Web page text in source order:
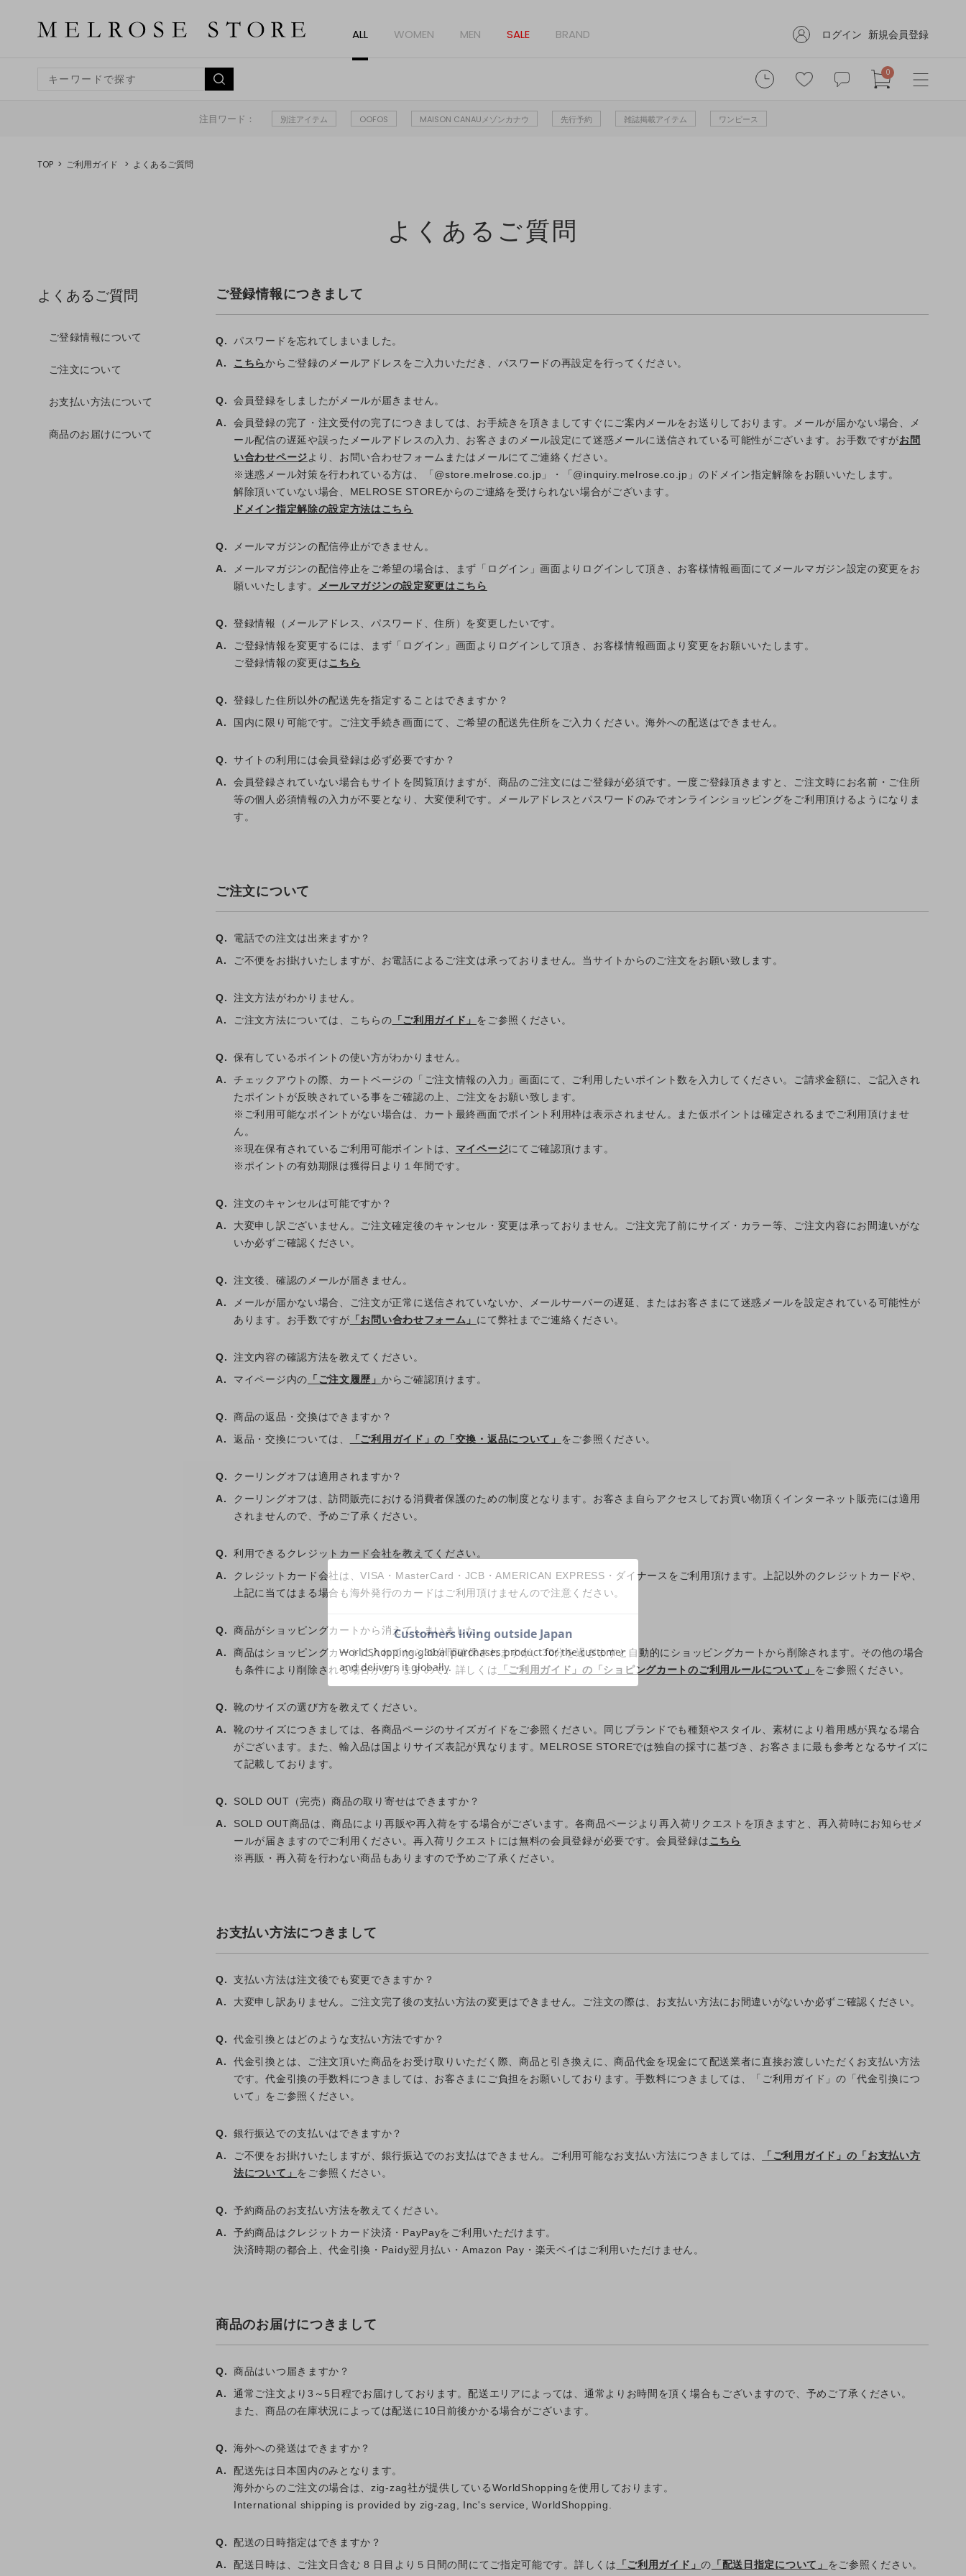
ALL WOMEN MEN SALE BRAND ログイン 新規会員登録
0
注目ワード： 別注アイテム OOFOS MAISON CANAUメゾンカナウ 先行予約 雑誌掲載アイテム ワンピース
TOP ご利用ガイド よくあるご質問
よくあるご質問
よくあるご質問
ご登録情報について
ご注文について
お支払い方法について
商品のお届けについて
ご登録情報につきまして
Q.
パスワードを忘れてしまいました。
A.
こちらからご登録のメールアドレスをご入力いただき、パスワードの再設定を行ってください。
Q.
会員登録をしましたがメールが届きません。
A.
会員登録の完了・注文受付の完了につきましては、お手続きを頂きましてすぐにご案内メールをお送りしております。メールが届かない場合、メ
ール配信の遅延や誤ったメールアドレスの入力、お客さまのメール設定にて迷惑メールに送信されている可能性がございます。お手数ですがお問
い合わせページより、お問い合わせフォームまたはメールにてご連絡ください。
※迷惑メール対策を行われている方は、「@store.melrose.co.jp」・「@inquiry.melrose.co.jp」のドメイン指定解除をお願いいたします。
解除頂いていない場合、MELROSE STOREからのご連絡を受けられない場合がございます。
ドメイン指定解除の設定方法はこちら
Q.
メールマガジンの配信停止ができません。
A.
メールマガジンの配信停止をご希望の場合は、まず「ログイン」画面よりログインして頂き、お客様情報画面にてメールマガジン設定の変更をお
願いいたします。
メールマガジンの設定変更はこちら
Q.
登録情報（メールアドレス、パスワード、住所）を変更したいです。
A.
ご登録情報を変更するには、まず「ログイン」画面よりログインして頂き、お客様情報画面より変更をお願いいたします。
ご登録情報の変更はこちら
Q.
登録した住所以外の配送先を指定することはできますか？
A.
国内に限り可能です。ご注文手続き画面にて、ご希望の配送先住所をご入力ください。海外への配送はできません。
Q.
サイトの利用には会員登録は必ず必要ですか？
A.
会員登録されていない場合もサイトを閲覧頂けますが、商品のご注文にはご登録が必須です。一度ご登録頂きますと、ご注文時にお名前・ご住所
等の個人必須情報の入力が不要となり、大変便利です。メールアドレスとパスワードのみでオンラインショッピングをご利用頂けるようになりま
す。
ご注文について
Q.
電話での注文は出来ますか？
A.
ご不便をお掛けいたしますが、お電話によるご注文は承っておりません。当サイトからのご注文をお願い致します。
Q.
注文方法がわかりません。
A.
ご注文方法については、こちらの 「ご利用ガイド」 をご参照ください。
Q.
保有しているポイントの使い方がわかりません。
A.
チェックアウトの際、カートページの「ご注文情報の入力」画面にて、ご利用したいポイント数を入力してください。ご請求金額に、ご記入され
たポイントが反映されている事をご確認の上、ご注文をお願い致します。
※ご利用可能なポイントがない場合は、カート最終画面でポイント利用枠は表示されません。また仮ポイントは確定されるまでご利用頂けませ
ん。
※現在保有されているご利用可能ポイントは、 マイページにてご確認頂けます。
※ポイントの有効期限は獲得日より１年間です。
Q.
注文のキャンセルは可能ですか？
A.
大変申し訳ございません。ご注文確定後のキャンセル・変更は承っておりません。ご注文完了前にサイズ・カラー等、ご注文内容にお間違いがな
いか必ずご確認ください。
Q.
注文後、確認のメールが届きません。
A.
メールが届かない場合、ご注文が正常に送信されていないか、メールサーバーの遅延、またはお客さまにて迷惑メールを設定されている可能性が
あります。お手数ですが 「お問い合わせフォーム」 にて弊社までご連絡ください。
Q.
注文内容の確認方法を教えてください。
A.
マイページ内の 「ご注文履歴」 からご確認頂けます。
Q.
商品の返品・交換はできますか？
A.
返品・交換については、 「ご利用ガイド」の「交換・返品について」 をご参照ください。
Q.
クーリングオフは適用されますか？
A.
クーリングオフは、訪問販売における消費者保護のための制度となります。お客さま自らアクセスしてお買い物頂くインターネット販売には適用
されませんので、予めご了承ください。
Q.
利用できるクレジットカード会社を教えてください。
A.
クレジットカード会社は、VISA・MasterCard・JCB・AMERICAN EXPRESS・ダイナースをご利用頂けます。上記以外のクレジットカードや、
上記に当てはまる場合も海外発行のカードはご利用頂けませんので注意ください。
Q.
商品がショッピングカートから消えてしまいました。
A.
商品はショッピングカートに入れてから30分間確保されますが、30分を過ぎますと自動的にショッピングカートから削除されます。その他の場合
も条件により削除される場合がありますので、詳しくは 「ご利用ガイド」の「ショピングカートのご利用ルールについて」 をご参照ください。
Q.
靴のサイズの選び方を教えてください。
A.
靴のサイズにつきましては、各商品ページのサイズガイドをご参照ください。同じブランドでも種類やスタイル、素材により着用感が異なる場合
がございます。また、輸入品は国よりサイズ表記が異なります。MELROSE STOREでは独自の採寸に基づき、お客さまに最も参考となるサイズに
て記載しております。
Q.
SOLD OUT（完売）商品の取り寄せはできますか？
A.
SOLD OUT商品は、商品により再販や再入荷をする場合がございます。各商品ページより再入荷リクエストを頂きますと、再入荷時にお知らせメ
ールが届きますのでご利用ください。再入荷リクエストには無料の会員登録が必要です。会員登録はこちら
※再販・再入荷を行わない商品もありますので予めご了承ください。
お支払い方法につきまして
Q.
支払い方法は注文後でも変更できますか？
A.
大変申し訳ありません。ご注文完了後の支払い方法の変更はできません。ご注文の際は、お支払い方法にお間違いがないか必ずご確認ください。
Q.
代金引換とはどのような支払い方法ですか？
A.
代金引換とは、ご注文頂いた商品をお受け取りいただく際、商品と引き換えに、商品代金を現金にて配送業者に直接お渡しいただくお支払い方法
です。代金引換の手数料につきましては、お客さまにご負担をお願いしております。手数料につきましては、「ご利用ガイド」の「代金引換につ
いて」をご参照ください。
Q.
銀行振込での支払いはできますか？
A.
ご不便をお掛けいたしますが、銀行振込でのお支払はできません。ご利用可能なお支払い方法につきましては、
「ご利用ガイド」の「お支払い方
法について」 をご参照ください。
Q.
予約商品のお支払い方法を教えてください。
A.
予約商品はクレジットカード決済・PayPayをご利用いただけます。
決済時期の都合上、代金引換・Paidy翌月払い・Amazon Pay・楽天ペイはご利用いただけません。
商品のお届けにつきまして
Q.
商品はいつ届きますか？
A.
通常ご注文より3～5日程でお届けしております。配送エリアによっては、通常よりお時間を頂く場合もございますので、予めご了承ください。
また、商品の在庫状況によっては配送に10日前後かかる場合がございます。
Q.
海外への発送はできますか？
A.
配送先は日本国内のみとなります。
海外からのご注文の場合は、zig-zag社が提供しているWorldShoppingを使用しております。
International shipping is provided by zig-zag, Inc's service, WorldShopping.
Q.
配送の日時指定はできますか？
A.
配送日時は、ご注文日含む 8 日目より５日間の間にてご指定可能です。詳しくは 「ご利用ガイド」の 「配送日指定について」 をご参照ください。